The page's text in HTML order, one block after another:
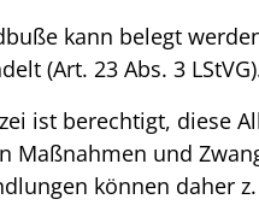
kann belegt
(Art. 23 Abs. 3
ist berechtigt, diese
Maßnahmen und
können daher